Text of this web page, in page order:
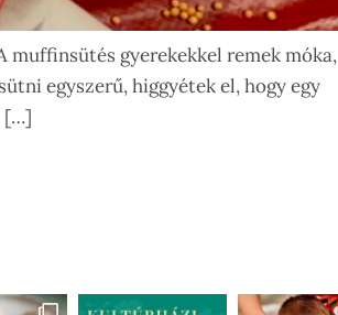
gyerekekkel remek móka,
egyszerű, higgyétek el, hogy egy
[…]